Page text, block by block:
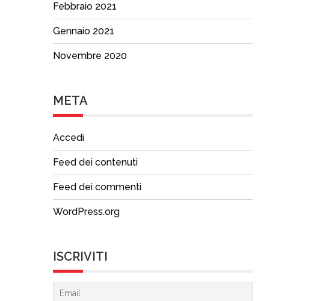
Febbraio 2021
Gennaio 2021
Novembre 2020
META
Accedi
Feed dei contenuti
Feed dei commenti
WordPress.org
ISCRIVITI